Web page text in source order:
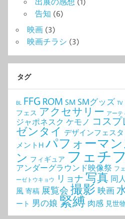
告知 (6)
映画 (3)
映画チラシ (3)
タグ
BL FFG ROM SM SMグッズ TV
フェス アクセサリー アーテ
ジャポネスク ケモノ コスプ
ゼンタイ デザインフェスタ
メントH パフォーマン
ン フィギュア フェチ
アンダーグラウンド映像祭 フ
ーゼトウキョウ
リョナ 写真 同
風 寄稿 展覧会 撮影 映画
ート 男の娘 緊縛 肉感 見世